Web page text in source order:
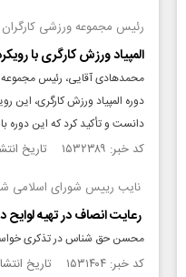
رئیس مجموعه ورزشی کارگران
المپیاد ورزش کارگری با
محمدهادی آقایی، رئیس مجموعه
دوره المپیاد ورزش کارگری، این
دانست و تأکید کرد که این دوره
کد خبر: ۱۵۳۲۳۸۹ تاریخ انتشار : ۱۴۰۴/۰۹/۱۸
نایب رییس شورای اسلامی
رعایت انصاف در تهیه لوایح
محسن حق شناس در تذکری
کد خبر: ۱۵۳۱۴۰۴ تاریخ انتشار : ۱۴۰۴/۰۹/۱۲